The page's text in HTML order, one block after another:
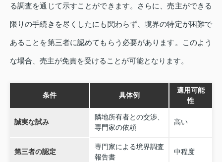
る調査を通じて示すことができます。さらに、売主ができる
限りの手続きを尽くしたにも関わらず、境界の特定が困難で
あることを第三者に認めてもらう必要があります。このよう
な場合、売主が免責を受けることが可能となります。
条件 具体例
適用可能
性
誠実な試み
隣地所有者との交渉、
専門家の依頼
高い
第三者の認定
専門家による境界調査
報告書
中程度